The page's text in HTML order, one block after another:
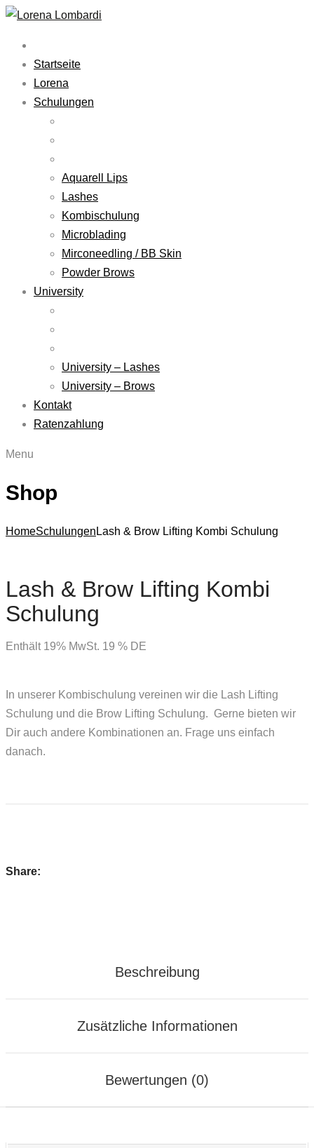
Startseite
Lorena
Schulungen
Aquarell Lips
Lashes
Kombischulung
Microblading
Mirconeedling / BB Skin
Powder Brows
University
University – Lashes
University – Brows
Kontakt
Ratenzahlung
Menu
Shop
HomeSchulungen Lash & Brow Lifting Kombi Schulung
Lash & Brow Lifting Kombi
Schulung
Enthält 19% MwSt. 19 % DE
In unserer Kombischulung vereinen wir die Lash Lifting
Schulung und die Brow Lifting Schulung. Gerne bieten wir
Dir auch andere Kombinationen an. Frage uns einfach
danach.
Share:
Beschreibung
Zusätzliche Informationen
Bewertungen (0)